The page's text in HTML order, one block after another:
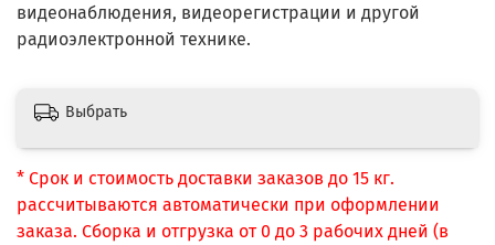
видеонаблюдения, видеорегистрации и другой
радиоэлектронной технике.
Выбрать
* Срок и стоимость доставки заказов до 15 кг.
рассчитываются автоматически при оформлении
заказа. Сборка и отгрузка от 0 до 3 рабочих дней (в